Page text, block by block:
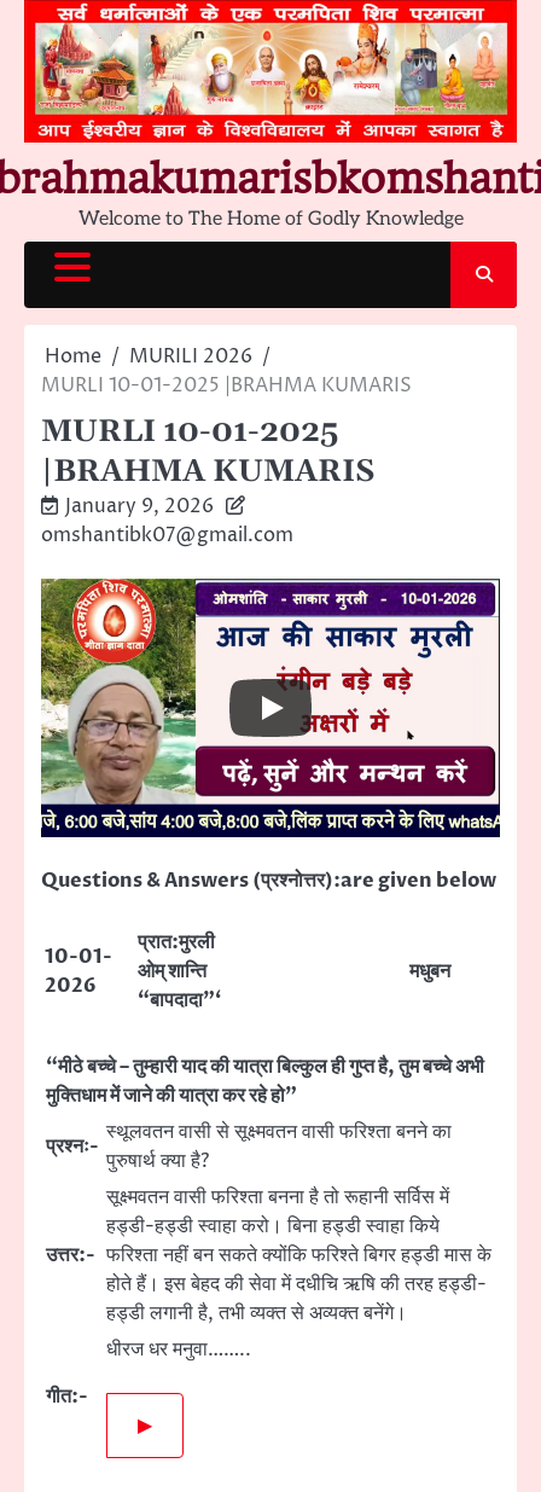
content
Welcome to The Home of Godly Knowledge
Home
MURILI 2026
MURLI 10-01-2025 |BRAHMA KUMARIS
MURLI 10-01-2025
|BRAHMA KUMARIS
January 9, 2026
omshantibk07@gmail.com
Questions & Answers (प्रश्नोत्तर):are given below
10-01-
2026
प्रात:मुरली
ओम् शान्ति
“बापदादा”‘
मधुबन
“मीठे बच्चे – तुम्हारी याद की यात्रा बिल्कुल ही गुप्त है, तुम बच्चे अभी
मुक्तिधाम में जाने की यात्रा कर रहे हो”
प्रश्नः-
स्थूलवतन वासी से सूक्ष्मवतन वासी फरिश्ता बनने का
पुरुषार्थ क्या है?
उत्तर:-
सूक्ष्मवतन वासी फरिश्ता बनना है तो रूहानी सर्विस में
हड्डी-हड्डी स्वाहा करो। बिना हड्डी स्वाहा किये
फरिश्ता नहीं बन सकते क्योंकि फरिश्ते बिगर हड्डी मास के
होते हैं। इस बेहद की सेवा में दधीचि ऋषि की तरह हड्डी-
हड्डी लगानी है, तभी व्यक्त से अव्यक्त बनेंगे।
गीत:-
धीरज धर मनुवा……..
▶